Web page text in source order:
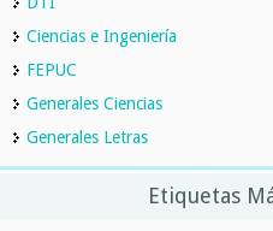
Ciencias e Ingeniería
FEPUC
Generales Ciencias
Generales Letras
Etiquetas